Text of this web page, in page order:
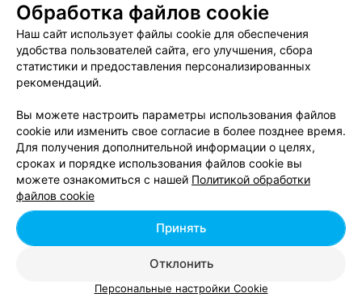
ПЕКАРНЯ
Своя пекарня
Гомель, ул. Д.Н. Пенязькова, 31 до 20:00
Beerloga
Гомель, ул. Д.Н. Пенязькова, 31 до 23:00
МАГАЗИН ПИВА
Крафт Бир
Гомель, ул. Д.Н. Пенязькова, 59 до 23:00
Показать последние 22
Обработка файлов cookie
Наш сайт использует файлы cookie для обеспечения
удобства пользователей сайта, его улучшения, сбора
статистики и предоставления персонализированных
рекомендаций.
Вы можете настроить параметры использования файлов
cookie или изменить свое согласие в более позднее время.
Для получения дополнительной информации о целях,
сроках и порядке использования файлов cookie вы
можете ознакомиться с нашей Политикой обработки
файлов cookie
Отклонить
Принять
Персональные настройки Cookie